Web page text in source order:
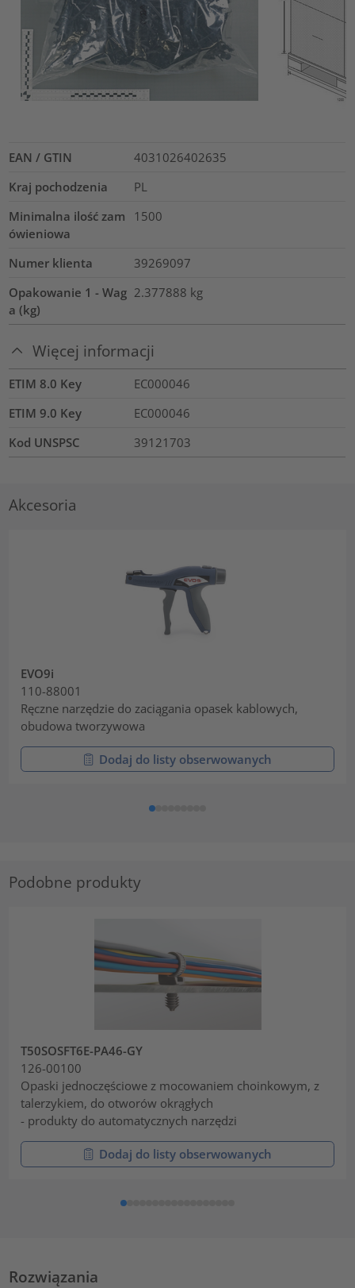
EAN / GTIN
4031026402635
Kraj pochodzenia
PL
Minimalna ilość zam
ówieniowa
1500
Numer klienta
39269097
Opakowanie 1 - Wag
a (kg)
2.377888 kg
Więcej informacji
ETIM 8.0 Key
EC000046
ETIM 9.0 Key
EC000046
Kod UNSPSC
39121703
Akcesoria
EVO9i
110-88001
Ręczne narzędzie do zaciągania opasek kablowych,
obudowa tworzywowa
Dodaj do listy obserwowanych
Podobne produkty
T50SOSFT6E-PA46-GY
126-00100
Opaski jednoczęściowe z mocowaniem choinkowym, z
talerzykiem, do otworów okrągłych
- produkty do automatycznych narzędzi
Dodaj do listy obserwowanych
Rozwiązania